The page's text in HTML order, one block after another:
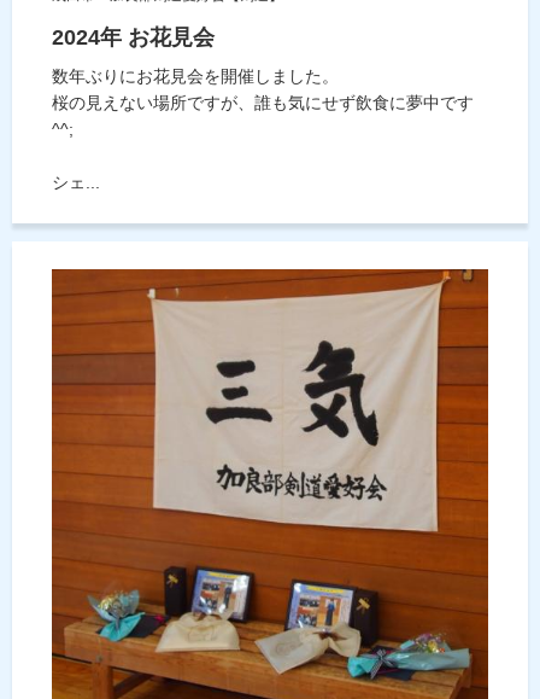
2024年 お花見会
数年ぶりにお花見会を開催しました。
桜の見えない場所ですが、誰も気にせず飲食に夢中です
^^;
シェ...